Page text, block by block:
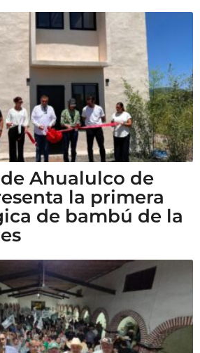
Ahualulco de
la primera
de bambú de la